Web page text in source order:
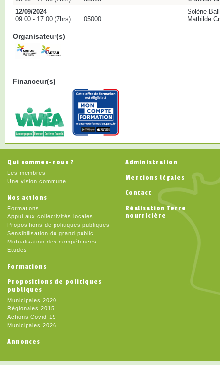
12/09/2024
09:00 - 17:00 (7hrs)
05000
Solène
Mathilde
Organisateur(s)
Financeur(s)
Qui sommes-nous ?
Les membres
Une vision commune
Nos actions
Formations
Appui aux collectivités locales
Propositions de politiques publiques
Sensibilisation du grand public
Mutualisation des compétences
Etudes
Formations
Propositions de politiques
publiques
Municipales 2020
Régionales 2015
Actions Covid-19
Municipales 2026
Annonces
Administration
Mentions légales
Contact
Réalisation Terre
nourricière